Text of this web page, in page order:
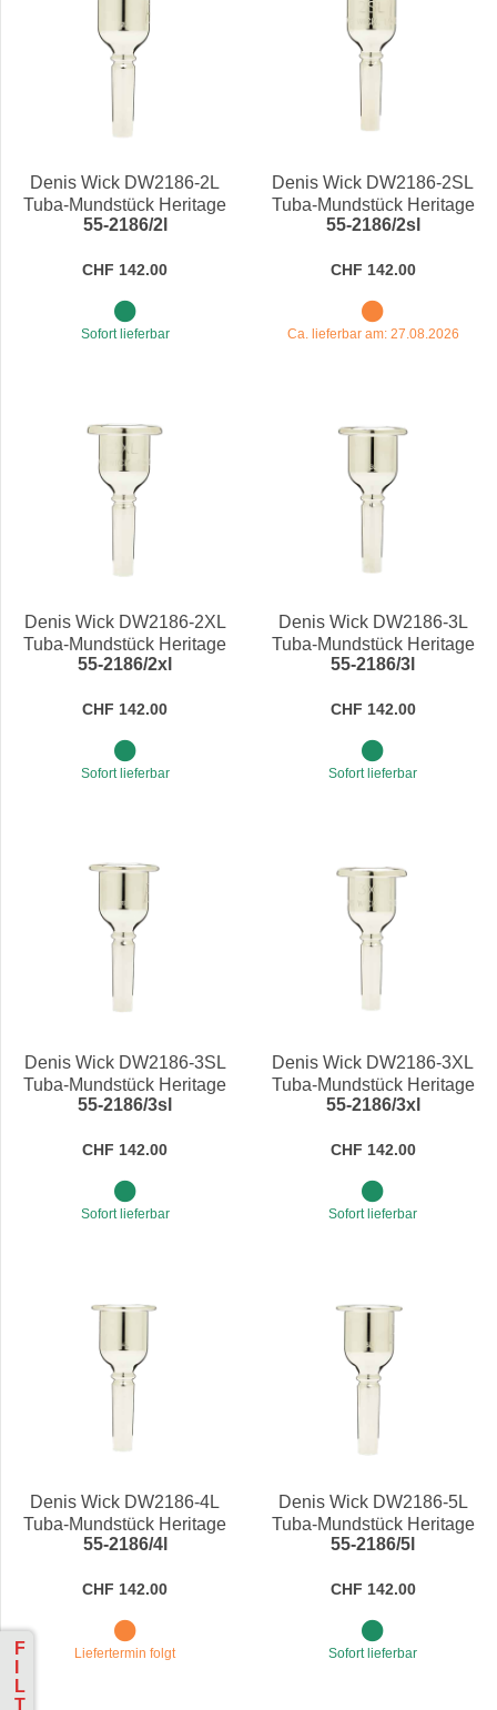
F
L
T
Denis Wick DW2186-2L
Tuba-Mundstück Heritage
55-2186/2l
CHF 142.00
Sofort lieferbar
Denis Wick DW2186-2SL
Tuba-Mundstück Heritage
55-2186/2sl
CHF 142.00
Ca. lieferbar am: 27.08.2026
Denis Wick DW2186-2XL
Tuba-Mundstück Heritage
55-2186/2xl
CHF 142.00
Sofort lieferbar
Denis Wick DW2186-3L
Tuba-Mundstück Heritage
55-2186/3l
CHF 142.00
Sofort lieferbar
Denis Wick DW2186-3SL
Tuba-Mundstück Heritage
55-2186/3sl
CHF 142.00
Sofort lieferbar
Denis Wick DW2186-3XL
Tuba-Mundstück Heritage
55-2186/3xl
CHF 142.00
Sofort lieferbar
Denis Wick DW2186-4L
Tuba-Mundstück Heritage
55-2186/4l
CHF 142.00
Liefertermin folgt
Denis Wick DW2186-5L
Tuba-Mundstück Heritage
55-2186/5l
CHF 142.00
Sofort lieferbar